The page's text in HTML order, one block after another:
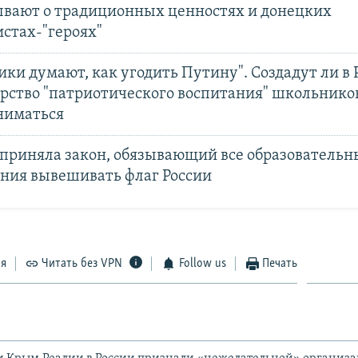
о традиционных ценностях и донецких
"героях"
думают, как угодить Путину". Создадут ли в
"патриотического воспитания"
закон, обязывающий все
вывешивать флаг России
Читать без VPN Follow us Печать